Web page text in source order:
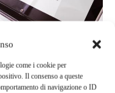
come i cookie per
Il consenso a queste
di navigazione o ID